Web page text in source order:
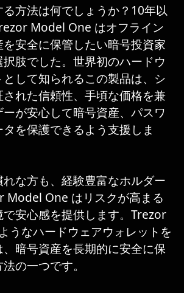
る方法は何でしょうか？10年以
Model One はオフライン
を安全に保管したい暗号投資家
択肢でした。世界初のハードウ
として知られるこの製品は、シ
された信頼性、手頃な価格を兼
ーが安心して暗号資産、パスワ
を保護できるよう支援しま
れな方も、経験豊富なホルダー
Model One はリスクが高まる
で安心感を提供します。Trezor
うなハードウェアウォレットを
暗号資産を長期的に安全に保
の一つです。